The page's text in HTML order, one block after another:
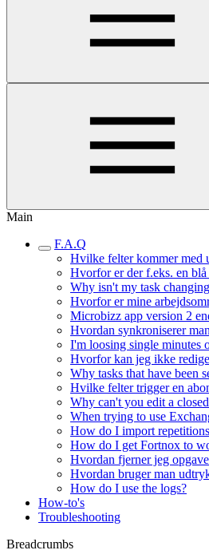
Main
F.A.Q
Hvilke felter kommer med
Hvorfor er der f.eks. en
Why isn't my task
Hvorfor er mine
Microbizz app version 2
Hvordan synkroniserer
I'm loosing single minutes
Hvorfor kan jeg ikke
Why tasks that have been
Hvilke felter trigger en
Why can't you edit a
When trying to use
How do I import
How do I get Fortnox to
Hvordan fjerner jeg
Hvordan bruger man
How do I use the logs?
How-to's
Troubleshooting
Breadcrumbs